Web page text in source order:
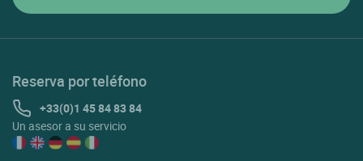
Reserva por teléfono
+33(0)1 45 84 83 84
Un asesor a su servicio